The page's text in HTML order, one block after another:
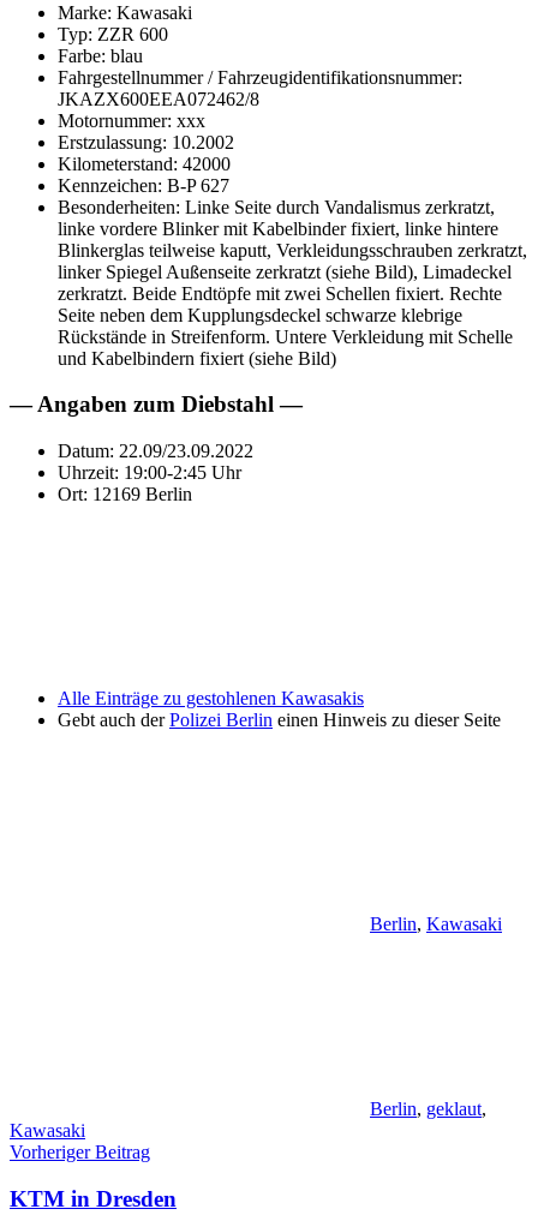
Marke: Kawasaki
Typ: ZZR 600
Farbe: blau
Fahrgestellnummer / Fahrzeugidentifikationsnummer:
JKAZX600EEA072462/8
Motornummer: xxx
Erstzulassung: 10.2002
Kilometerstand: 42000
Kennzeichen: B-P 627
Besonderheiten: Linke Seite durch Vandalismus zerkratzt,
linke vordere Blinker mit Kabelbinder fixiert, linke hintere
Blinkerglas teilweise kaputt, Verkleidungsschrauben zerkratzt,
linker Spiegel Außenseite zerkratzt (siehe Bild), Limadeckel
zerkratzt. Beide Endtöpfe mit zwei Schellen fixiert. Rechte
Seite neben dem Kupplungsdeckel schwarze klebrige
Rückstände in Streifenform. Untere Verkleidung mit Schelle
und Kabelbindern fixiert (siehe Bild)
— Angaben zum Diebstahl —
Datum: 22.09/23.09.2022
Uhrzeit: 19:00-2:45 Uhr
Ort: 12169 Berlin
Alle Einträge zu gestohlenen Kawasakis
Gebt auch derPolizei Berlin einen Hinweis zu dieser Seite
Berlin, Kawasaki
Berlin, geklaut,
Kawasaki
Beitragsnavigation
Vorheriger Beitrag
KTM in Dresden